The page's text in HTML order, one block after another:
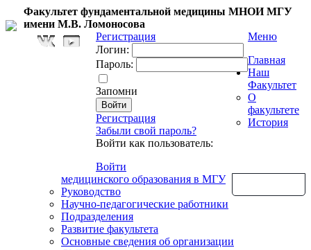
Факультет фундаментальной медицины МНОИ МГУ
имени М.В. Ломоносова
Регистрация
Логин:
Пароль:
Запомни
Регистрация
Забыли свой пароль?
Войти как пользователь:
Войти
Меню
Главная
Наш
Факультет
О
факультете
История
медицинского образования в МГУ
Руководство
Научно-педагогические работники
Подразделения
Развитие факультета
Основные сведения об организации